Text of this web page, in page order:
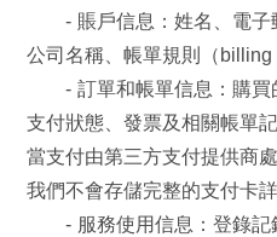
- 賬戶信息：姓名、電子
公司名稱、帳單規則（billing
- 訂單和帳單信息：購買
支付狀態、發票及相關帳單記
當支付由第三方支付提供商處
我們不會存儲完整的支付卡詳
- 服務使用信息：登錄記